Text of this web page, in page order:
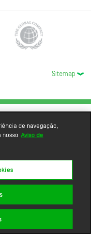
Sitemap
de navegação,
nosso Aviso de